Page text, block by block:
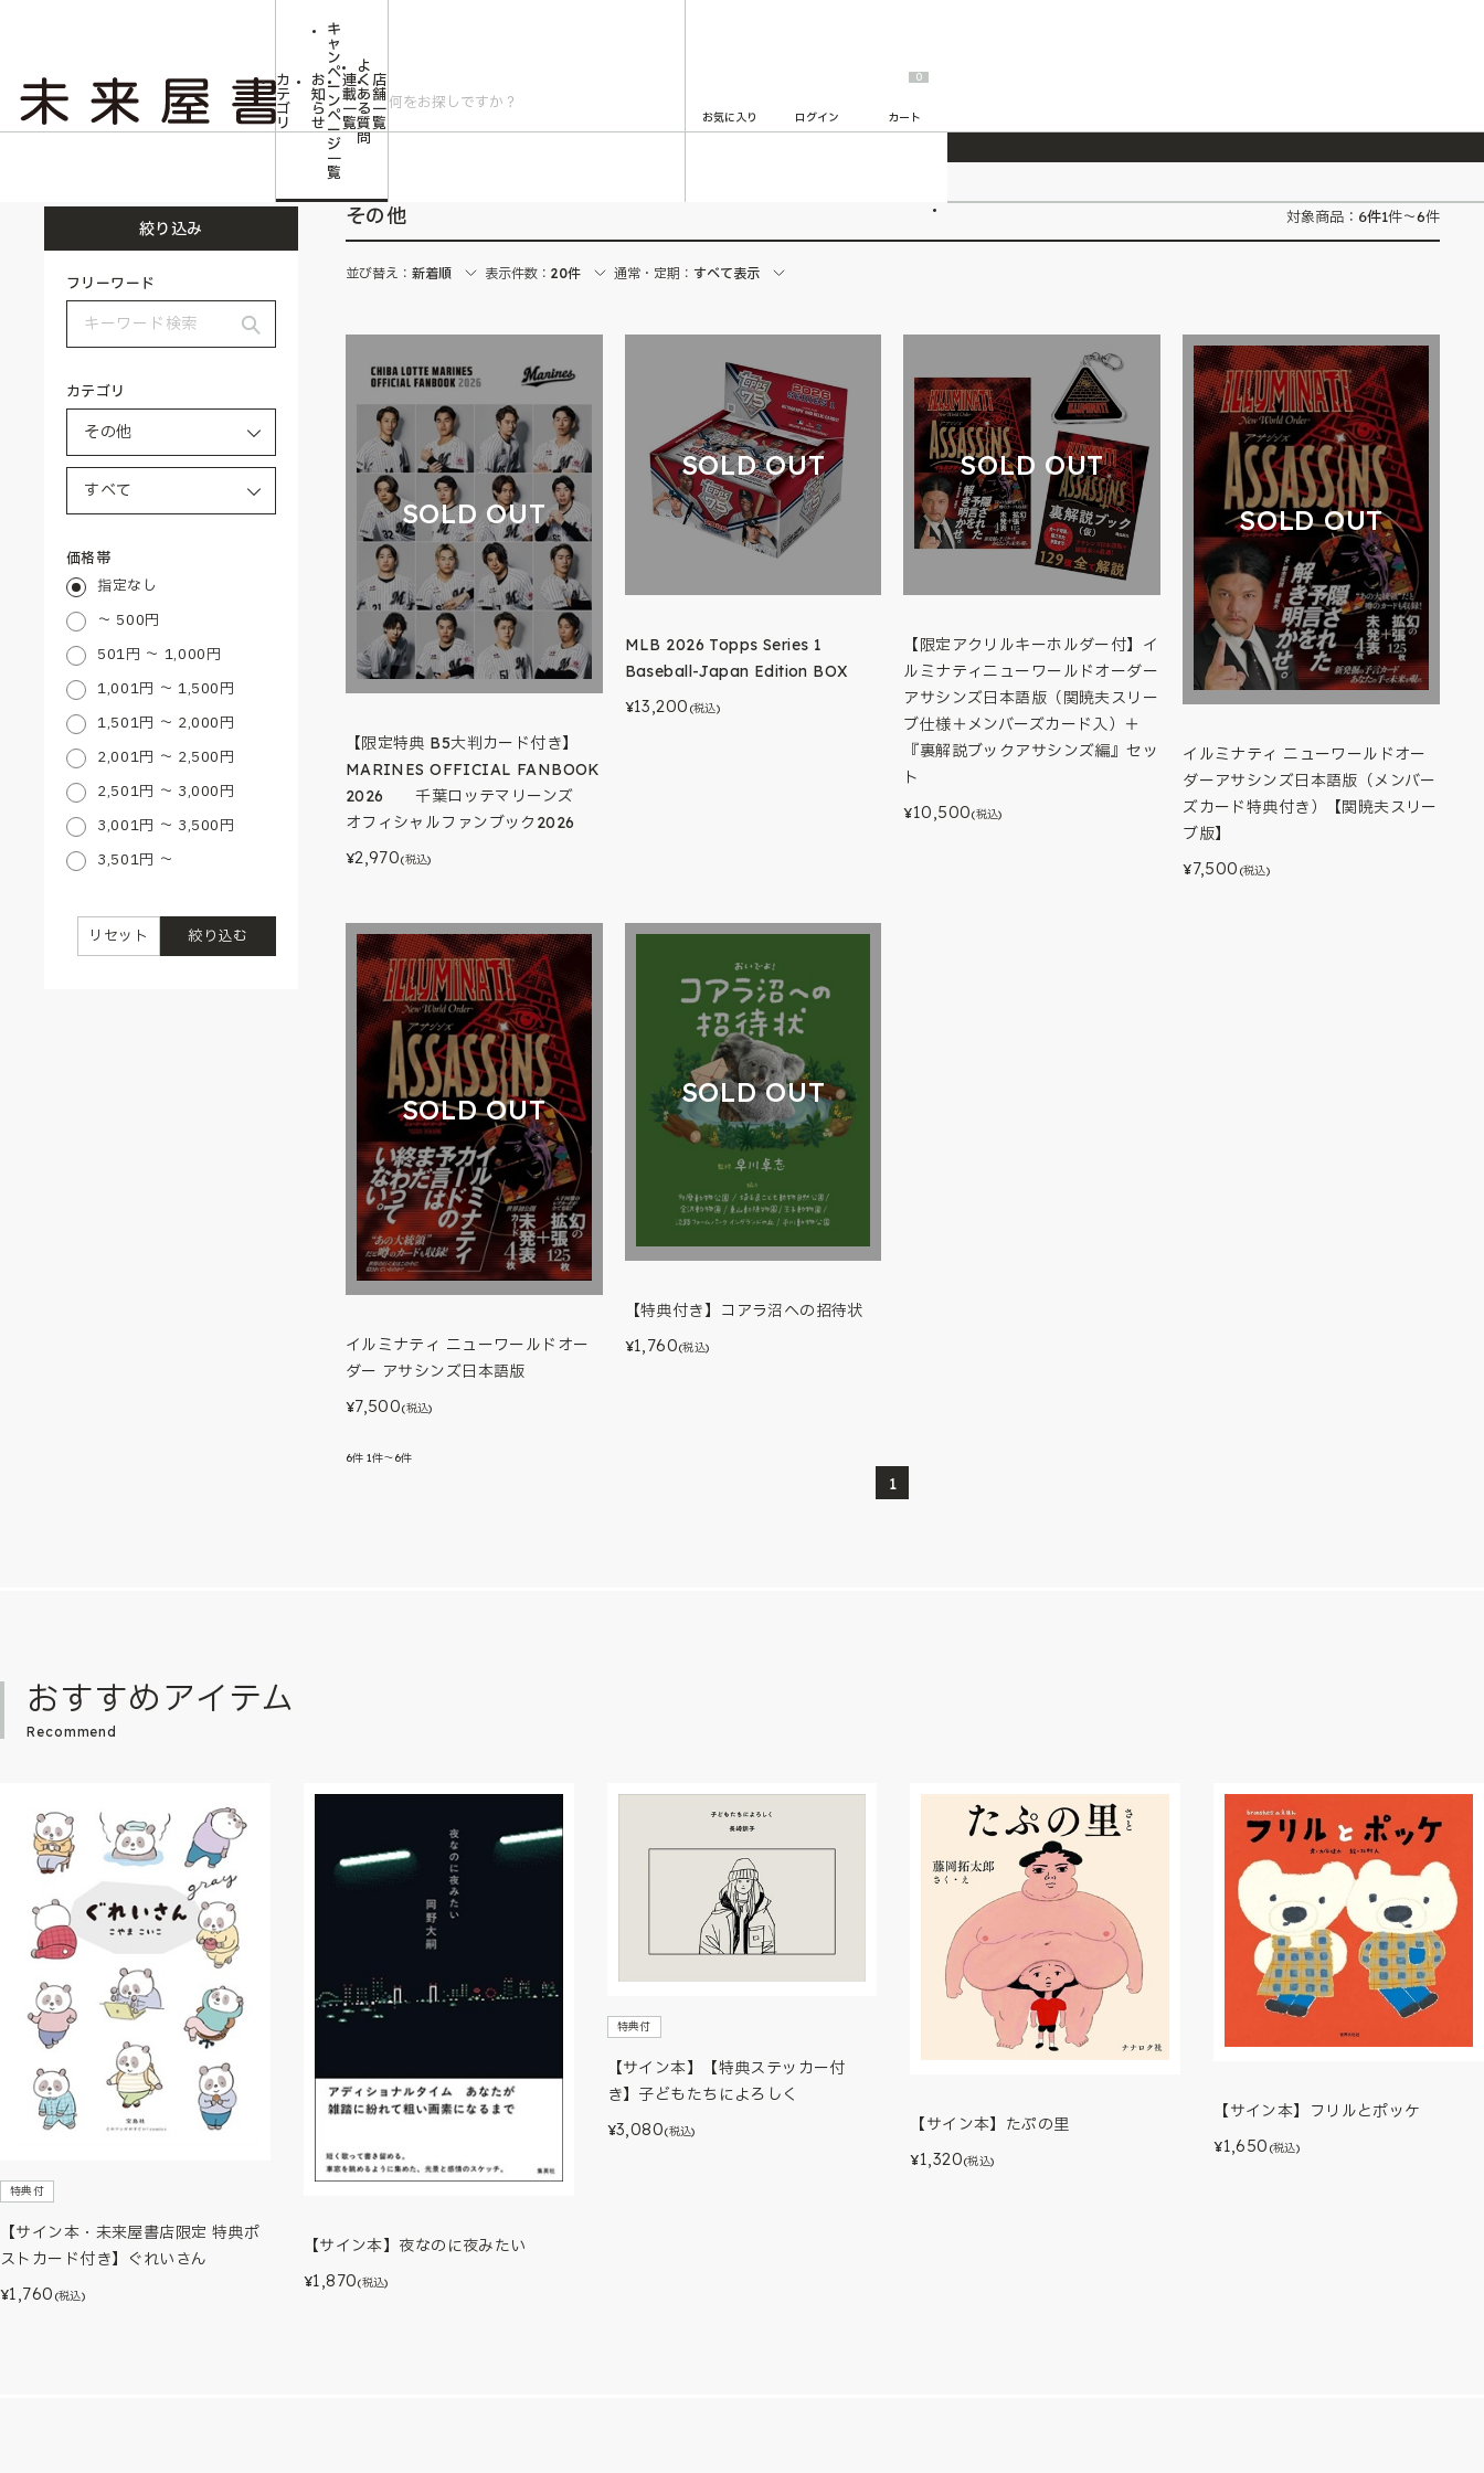
2026/7/23 『ONE PIECE magazine 021 ONE PIECEカード付き同梱版』発売延期のご案内
カ
テ
ゴ
リ
お
知
ら
せ
キ
ャ
ン
ペ
ー
ン
ペ
ー
ジ
一
覧
連
載
一
覧
よ
く
あ
る
質
問
店
舗
一
覧
お気に入り ログイン
0
カート
絞り込み
フリーワード
カテゴリ
価格帯
指定なし
～ 500円
501円 ～ 1,000円
1,001円 ～ 1,500円
1,501円 ～ 2,000円
2,001円 ～ 2,500円
2,501円 ～ 3,000円
3,001円 ～ 3,500円
3,501円 ～
絞り込む
リセット
その他 対象商品： 6件1件～6件
並び替え： 新着順 表示件数： 20件 通常・定期： すべて表示
SOLD OUT
【限定特典 B5大判カード付き】
MARINES OFFICIAL FANBOOK
2026 千葉ロッテマリーンズ
オフィシャルファンブック2026
¥2,970(税込)
SOLD OUT
MLB 2026 Topps Series 1
Baseball-Japan Edition BOX
¥13,200 (税込)
SOLD OUT
【限定アクリルキーホルダー付】イ
ルミナティニューワールドオーダー
アサシンズ日本語版（関暁夫スリー
ブ仕様＋メンバーズカード入）＋
『裏解説ブックアサシンズ編』セッ
ト
¥10,500(税込)
SOLD OUT
イルミナティ ニューワールドオー
ダーアサシンズ日本語版（メンバー
ズカード特典付き）【関暁夫スリー
ブ版】
¥7,500 (税込)
SOLD OUT
イルミナティ ニューワールドオー
ダー アサシンズ日本語版
¥7,500(税込)
SOLD OUT
【特典付き】コアラ沼への招待状
¥1,760(税込)
6件 1件～6件
1
おすすめアイテム
Recommend
特典付
【サイン本・未来屋書店限定 特典ポ
ストカード付き】ぐれいさん
¥1,760 (税込)
【サイン本】夜なのに夜みたい
¥1,870(税込)
特典付
【サイン本】【特典ステッカー付
き】子どもたちによろしく
¥3,080(税込) 【サイン本】たぷの里
¥1,320(税込)
【サイン本】フリルとポッケ
¥1,650 (税込)